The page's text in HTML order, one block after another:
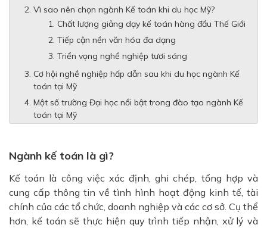
Vì sao nên chọn ngành Kế toán khi du học Mỹ?
Chất lượng giảng dạy kế toán hàng đầu Thế Giới
Tiếp cận nền văn hóa đa dạng
Triển vọng nghề nghiệp tươi sáng
Cơ hội nghề nghiệp hấp dẫn sau khi du học ngành Kế
toán tại Mỹ
Một số trường Đại học nổi bật trong đào tạo ngành Kế
toán tại Mỹ
Ngành kế toán là gì?
Kế toán là công việc xác định, ghi chép, tổng hợp và
cung cấp thông tin về tình hình hoạt động kinh tế, tài
chính của các tổ chức, doanh nghiệp và các cơ sở. Cụ thể
hơn, kế toán sẽ thực hiện quy trình tiếp nhận, xử lý và